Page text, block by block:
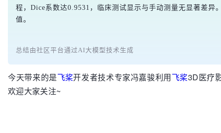
程，Dice系数达0.9531，临床测试显示与手动测量无显著差
值。
总结由社区平台通过AI大模型技术生成
今天带来的是飞桨开发者技术专家冯嘉骏利用飞桨3D医疗
欢迎大家关注~